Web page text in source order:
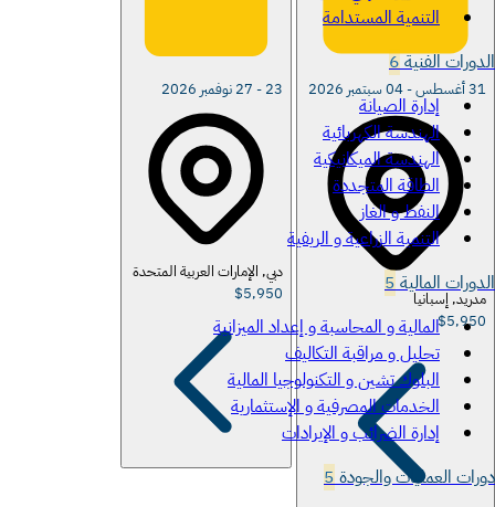
التنمية المستدامة
الدورات الفنية6
إدارة الصيانة
الهندسة الكهربائية
الهندسة الميكانيكية
الطاقة المتجددة
النفط و الغاز
التنمية الزراعية و الريفية
الدورات المالية5
المالية و المحاسبة و إعداد الميزانية
تحليل و مراقبة التكاليف
البلوك تشين و التكنولوجيا المالية
الخدمات المصرفية و الإستثمارية
إدارة الضرائب و الإيرادات
دورات العمليات والجودة5
31 أغسطس - 04 سبتمبر 2026
مدريد, إسبانيا
$5,950
23 - 27 نوفمبر 2026
دبي, الإمارات العربية المتحدة
$5,950